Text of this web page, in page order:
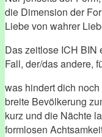
die Dimension der
Liebe von wahrer
Das zeitlose ICH BIN
Fall, der/das andere,
was hindert dich
breite Bevölkerung
kurz und die Nächte
formlosen